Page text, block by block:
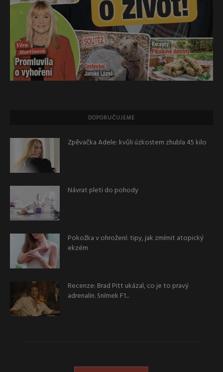
DOPORUČUJEME
Zpěvačka Adele: kvůli úzkostem zhubla 45 kilo
Návrat pleti do pohody
Pokožka v ohrožení: tipy, jak zmírnit atopický
ekzém
Recenze: Brad Pitt ukázal, co je to pravý
adrenalin. Snímek F1...